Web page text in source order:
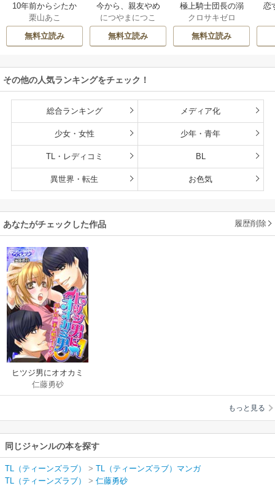
10年前からシたか
った。～理性爆散
した幼馴染のわか
らせＨ
栗山あこ
無料立読み
今から、親友やめ
ようか。～腐れ縁
同僚は甘い快楽で
私を壊す～
につやまにつこ
無料立読み
極上騎士団長の溺
愛調教～その巨大
すぎる愛、すべて
受け入れてみせま
クロサキゼロ
無料立読み
恋
その他の人気ランキングをチェック！
総合ランキング メディア化
少女・女性 少年・青年
TL・レディコミ BL
異世界・転生 お色気
あなたがチェックした作品 履歴削除
ヒツジ男にオオカミ
男♂愛しの二重人格ダ
ーリン【完全版】
仁藤勇砂
もっと見る
同じジャンルの本を探す
TL（ティーンズラブ） > TL（ティーンズラブ）マンガ
TL（ティーンズラブ）
> 仁藤勇砂